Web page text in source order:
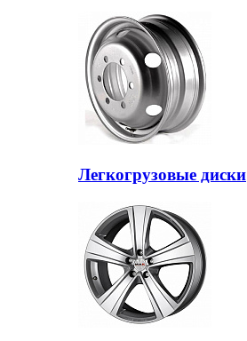
Легкогрузовые диски